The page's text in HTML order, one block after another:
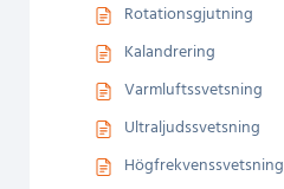
Rotationsgjutning
Kalandrering
Varmluftssvetsning
Ultraljudssvetsning
Högfrekvenssvetsning